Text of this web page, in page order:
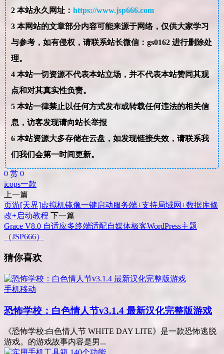
2本站永久网址： https://www.jsp666.com
3本网站的文章部分内容可能来源于网络，仅供大家学习
与参考，如有侵权，请联系站长微信：gs0162 进行删除处
理。
4本站一切资源不代表本站立场，并不代表本站赞同其观
点和对其真实性负责。
5本站一律禁止以任何方式发布或转载任何违法的相关信
息，访客发现请向站长举报
6本站资源大多存储在云盘，如发现链接失效，请联系我
们我们会第一时间更新。
0 赏 0
icops一款
上一篇
页游[天界]虚拟机镜像一键启动服务端+支持局域网+数据库修
改+启动教程 下一篇
Grace V8.0 自适应多终端适配自媒体极客WordPress主题
（JSP666）
猜你喜欢
手机移动
恐怖学校：白色情人节v3.1.4 最新汉化完整版游戏
《恐怖学校:白色情人节 WHITE DAY LITE》是一款恐怖逃脱
游戏。的游戏故事内容是男...